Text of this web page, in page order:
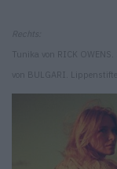
Tunika von RICK
von BULGARI.